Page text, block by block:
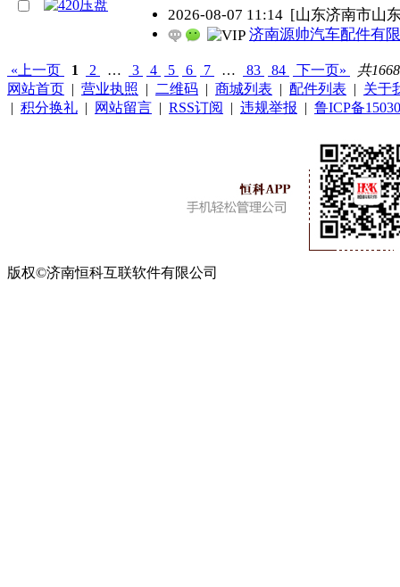
2026-08-07 11:14 [山东济南市山
济南源帅汽车配件有
«上一页 1 2 … 3 4 5 6 7 … 83 84 下一页»
共
网站首页 | 营业执照 | 二维码 | 商城列表 | 配件列表 | 关于
| 积分换礼 | 网站留言 | RSS订阅 | 违规举报 | 鲁ICP备
版权©济南恒科互联软件有限公司